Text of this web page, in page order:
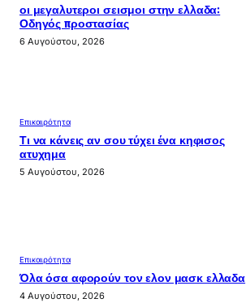
οι μεγαλυτεροι σεισμοι στην ελλαδα:
Οδηγός προστασίας
6 Αυγούστου, 2026
Επικαιρότητα
Τι να κάνεις αν σου τύχει ένα κηφισος
ατυχημα
5 Αυγούστου, 2026
Επικαιρότητα
Όλα όσα αφορούν τον ελον μασκ ελλαδα
4 Αυγούστου, 2026